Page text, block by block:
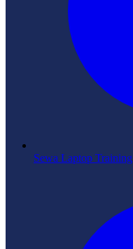
Sewa Laptop Training